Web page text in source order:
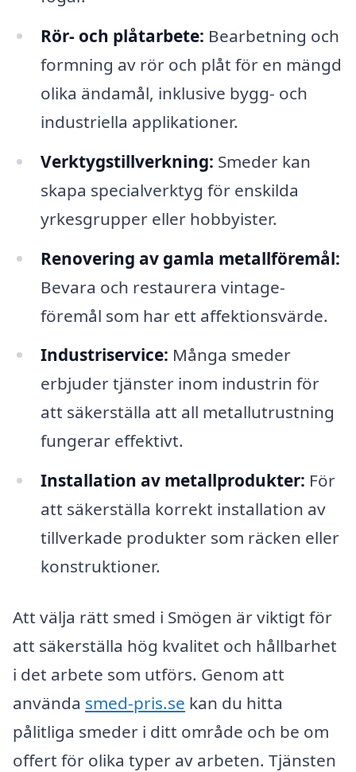
Rör- och plåtarbete: Bearbetning och
formning av rör och plåt för en mängd
olika ändamål, inklusive bygg- och
industriella applikationer.
Verktygstillverkning: Smeder kan
skapa specialverktyg för enskilda
yrkesgrupper eller hobbyister.
Renovering av gamla metallföremål:
Bevara och restaurera vintage-
föremål som har ett affektionsvärde.
Industriservice: Många smeder
erbjuder tjänster inom industrin för
att säkerställa att all metallutrustning
fungerar effektivt.
Installation av metallprodukter: För
att säkerställa korrekt installation av
tillverkade produkter som räcken eller
konstruktioner.
Att välja rätt smed i Smögen är viktigt för
att säkerställa hög kvalitet och hållbarhet
i det arbete som utförs. Genom att
använda smed-pris.se kan du hitta
pålitliga smeder i ditt område och be om
offert för olika typer av arbeten. Tjänsten